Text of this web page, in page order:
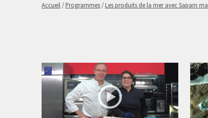
Accueil /Programmes /Les produits de la mer avec Sapam